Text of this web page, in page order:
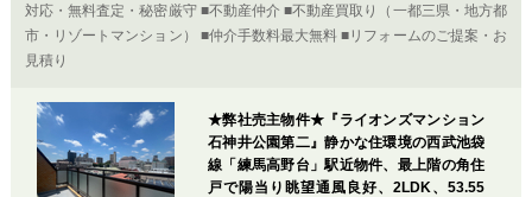
対応・無料査定・秘密厳守 ■不動産仲介 ■不動産買取り（一都三県・地方都
市・リゾートマンション） ■仲介手数料最大無料 ■リフォームのご提案・お
見積り
★弊社売主物件★『ライオンズマンション
石神井公園第二』静かな住環境の西武池袋
線「練馬高野台」駅近物件、最上階の角住
戸で陽当り眺望通風良好、2LDK、53.55